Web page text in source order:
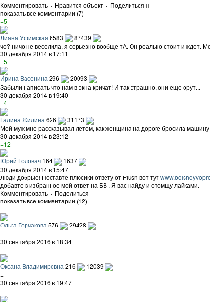
Комментировать · Нравится объект · Поделиться
показать все комментарии (7)
+5
Лиана Уфимская 6583
87439
чо? ничо не веселила, я серьезно вообще тА. Он реально стоит и ждет.
30 декабря 2014 в 17:11
+5
Ирина Васенина 296
20093
Забыли написать что нам в окна кричат! И так страшно, они еще орут...
30 декабря 2014 в 19:40
+4
Галина Жилина 626
31173
Мой муж мне рассказывал летом, как женщина на дороге бросила
30 декабря 2014 в 23:12
+12
Юрий Головач 164
1637
30 декабря 2014 в 15:47
Люди добрые! Поставте плюсики ответу от Plush вот тут
добавте в избранное мой ответ на БВ . Я вас найду и отомщу лайками.
Комментировать · Поделиться
показать все комментарии (12)
Ольга Горчакова 576
29428
+
30 сентября 2016 в 18:34
Оксана Владимировна 216
12039
+
30 сентября 2016 в 19:47